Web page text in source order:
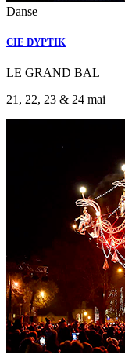
Danse
CIE DYPTIK
LE GRAND BAL
21, 22, 23 & 24 mai